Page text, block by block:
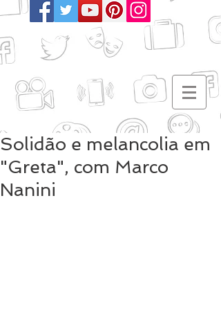
Solidão e melancolia em
"Greta", com Marco
Nanini